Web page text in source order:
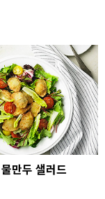
만두 샐러드